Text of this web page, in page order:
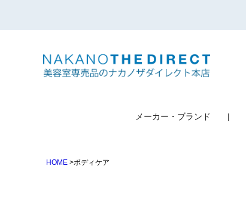
メーカー・ブランド
HOME ボディケア